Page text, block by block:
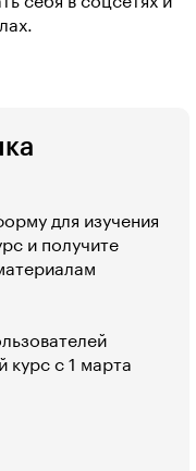
для изучения
и получите
курс с 1 марта